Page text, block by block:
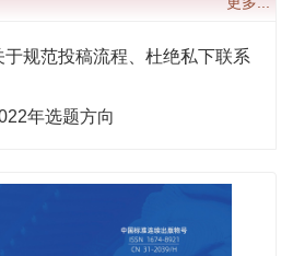
于规范投稿流程、杜绝私下联系
年选题方向